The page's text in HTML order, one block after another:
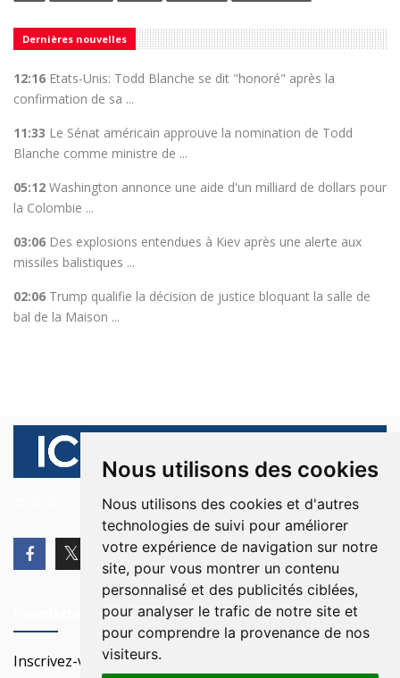
Nous utilisons des cookies
Nous utilisons des cookies et d'autres
technologies de suivi pour améliorer
votre expérience de navigation sur notre
site, pour vous montrer un contenu
personnalisé et des publicités ciblées,
pour analyser le trafic de notre site et
pour comprendre la provenance de nos
visiteurs.
Dernières nouvelles
12:16 Etats-Unis: Todd Blanche se dit "honoré" après la
confirmation de sa ...
11:33 Le Sénat américain approuve la nomination de Todd
Blanche comme ministre de ...
05:12 Washington annonce une aide d'un milliard de dollars pour
la Colombie ...
03:06 Des explosions entendues à Kiev après une alerte aux
missiles balistiques ...
02:06 Trump qualifie la décision de justice bloquant la salle de
bal de la Maison ...
© 2026 Ici Beyrouth. Tous les droits sont réservés.
Inscrivez-vous à notre Newsletter